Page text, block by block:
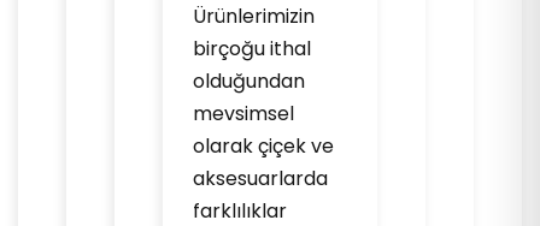
Ürünlerimizin
birçoğu ithal
olduğundan
mevsimsel
olarak çiçek ve
aksesuarlarda
farklılıklar